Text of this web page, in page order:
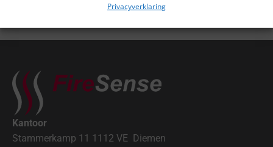
Privacyverklaring
Kantoor
Stammerkamp 11 1112 VE Diemen